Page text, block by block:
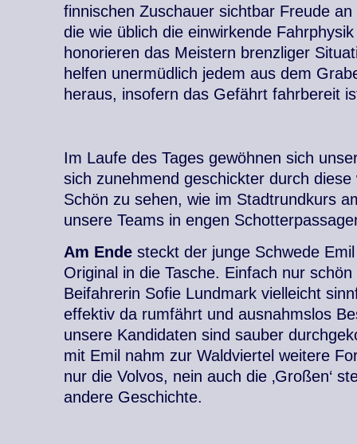
finnischen Zuschauer sichtbar Freude
die wie üblich die einwirkende
honorieren das Meistern brenzliger
helfen unermüdlich jedem aus dem
heraus, insofern das Gefährt fahrbereit
Im Laufe des Tages gewöhnen sich
sich zunehmend geschickter durch
Schön zu sehen, wie im Stadtrundkurs
unsere Teams in engen
Am Ende steckt der junge Schwede
Original in die Tasche. Einfach nur
Beifahrerin Sofie Lundmark vielleicht
effektiv da rumfährt und ausnahmslos
unsere Kandidaten sind sauber
mit Emil nahm zur Waldviertel weitere
nur die Volvos, nein auch die ‚Großen‘
andere Geschichte.